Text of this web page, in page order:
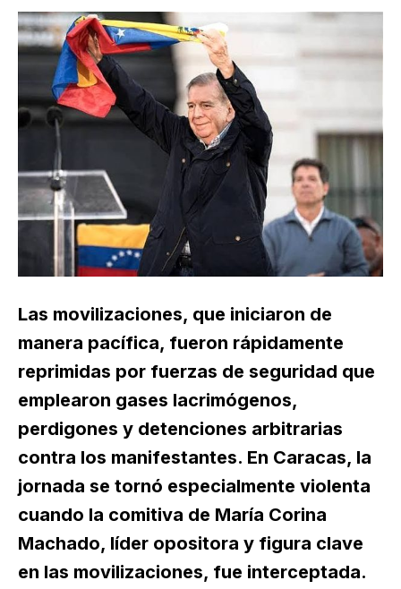
Las movilizaciones, que iniciaron de
manera pacífica, fueron rápidamente
reprimidas por fuerzas de seguridad que
emplearon gases lacrimógenos,
perdigones y detenciones arbitrarias
contra los manifestantes. En Caracas, la
jornada se tornó especialmente violenta
cuando la comitiva de María Corina
Machado, líder opositora y figura clave
en las movilizaciones, fue interceptada.